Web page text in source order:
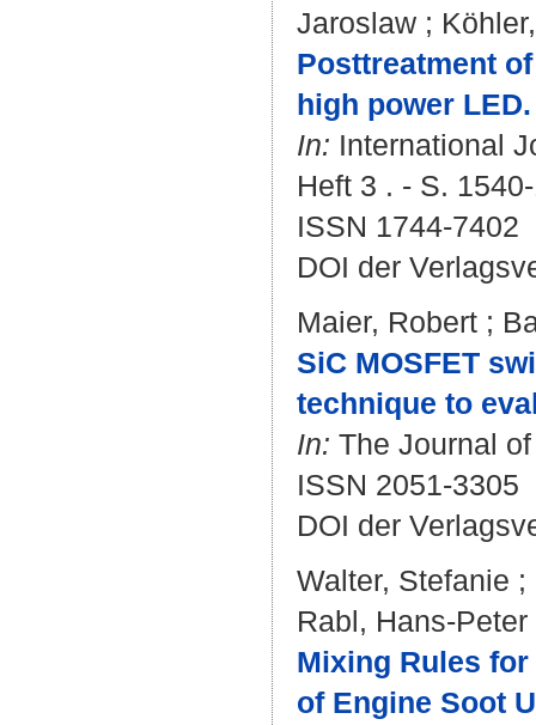
Jaroslaw ;
Posttreatment
high power LED.
In: International
Heft 3 . - S.
ISSN 1744-7402
DOI der
Maier, Robert ;
SiC MOSFET
technique to
In: The Journal
ISSN 2051-3305
DOI der
Walter, Stefanie ;
Rabl, Hans-Peter
Mixing Rules
of Engine Soot